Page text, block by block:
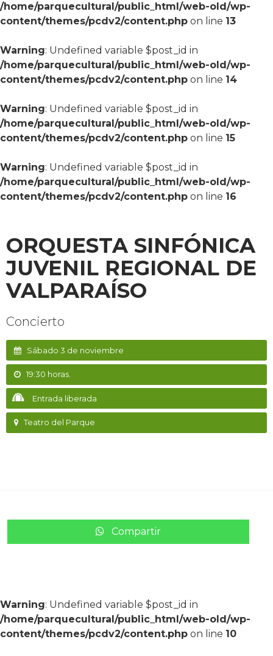
/home/parquecultural/public_html/web-old/wp-
content/themes/pcdv2/content.php on line 13
Warning: Undefined variable $post_id in
/home/parquecultural/public_html/web-old/wp-
content/themes/pcdv2/content.php on line 14
Warning: Undefined variable $post_id in
/home/parquecultural/public_html/web-old/wp-
content/themes/pcdv2/content.php on line 15
Warning: Undefined variable $post_id in
/home/parquecultural/public_html/web-old/wp-
content/themes/pcdv2/content.php on line 16
ORQUESTA SINFÓNICA
JUVENIL REGIONAL DE
VALPARAÍSO
Concierto
Sábado 3 de noviembre
19:30 horas.
Entrada liberada
Teatro del Parque
Compartir
Warning: Undefined variable $post_id in
/home/parquecultural/public_html/web-old/wp-
content/themes/pcdv2/content.php on line 10